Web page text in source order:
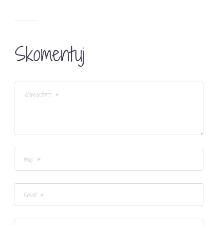
Skomentuj